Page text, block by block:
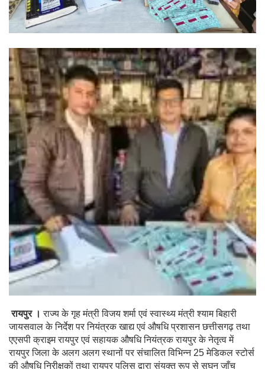
रायपुर । राज्य के गृह मंत्री विजय शर्मा एवं स्वास्थ्य मंत्री श्याम बिहारी
जायसवाल के निर्देश पर नियंत्रक खाद्य एवं औषधि प्रशासन छत्तीसगढ़ तथा
एएसपी क्राइम रायपुर एवं सहायक औषधि नियंत्रक रायपुर के नेतृत्व में
रायपुर जिला के अलग अलग स्थानों पर संचालित विभिन्न 25 मेडिकल स्टोर्स
की औषधि निरीक्षकों तथा रायपुर पुलिस द्वारा संयुक्त रूप से सघन जाँच